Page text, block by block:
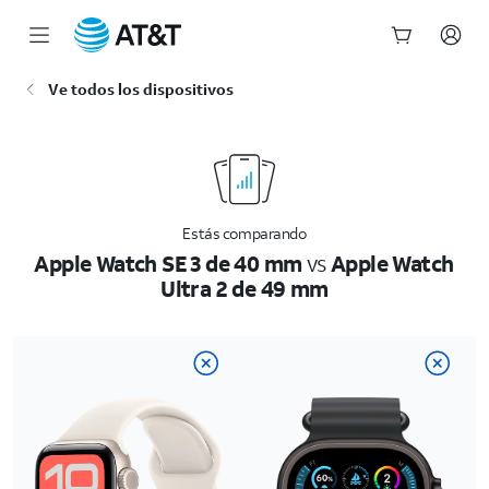
Ve todos los dispositivos
Estás comparando
Apple Watch SE 3 de 40 mmvsApple Watch
Ultra 2 de 49 mm